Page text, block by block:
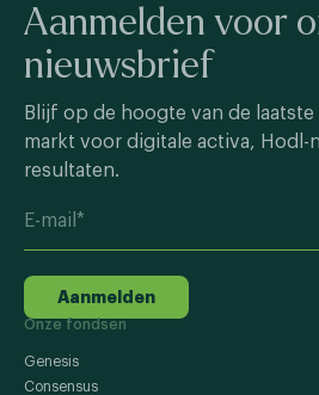
Aanmelden voor
nieuwsbrief
Blijf op de hoogte van de
markt voor digitale activa, Hodl-
resultaten.
Aanmelden
Onze fondsen
Genesis
Consensus